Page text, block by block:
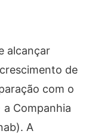
alcançar
de
com o
Companhia
A